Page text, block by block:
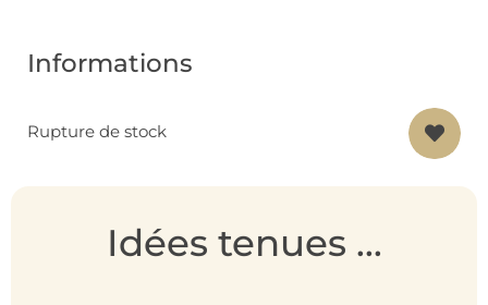
Informations
Rupture de stock
Idées tenues ...